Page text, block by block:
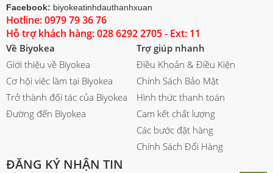
Facebook: biyokeatinhdauthanhxuan
Hotline: 0979 79 36 76
Hỗ trợ khách hàng: 028 6292 2705 - Ext: 11
Về Biyokea
Giới thiệu về Biyokea
Cơ hội việc làm tại Biyokea
Trở thành đối tác của Biyokea
Đường đến Biyokea
Trợ giúp nhanh
Điều Khoản & Điều Kiện
Chính Sách Bảo Mật
Hình thức thanh toán
Cam kết chất lượng
Các bước đặt hàng
Chính Sách Đổi Hàng
ĐĂNG KÝ NHẬN TIN